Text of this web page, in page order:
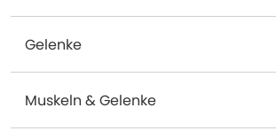
Gelenke
Muskeln & Gelenke